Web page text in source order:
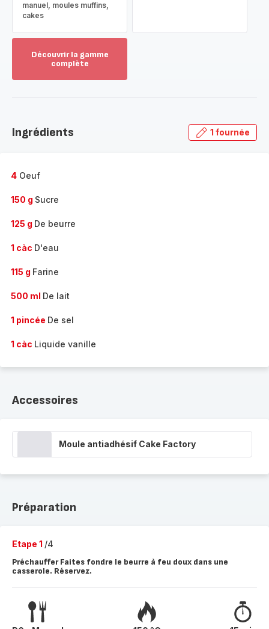
manuel, moules muffins,
cakes
Découvrir la gamme
complète
gamme
Ingrédients 1 fournée
4 Oeuf
150 g Sucre
125 g De beurre
1 càc D'eau
115 g Farine
500 ml De lait
1 pincée De sel
1 càc Liquide vanille
Accessoires
Moule antiadhésif Cake Factory
Préparation
Etape 1 /4
Préchauffer Faites fondre le beurre à feu doux dans une
casserole. Réservez.